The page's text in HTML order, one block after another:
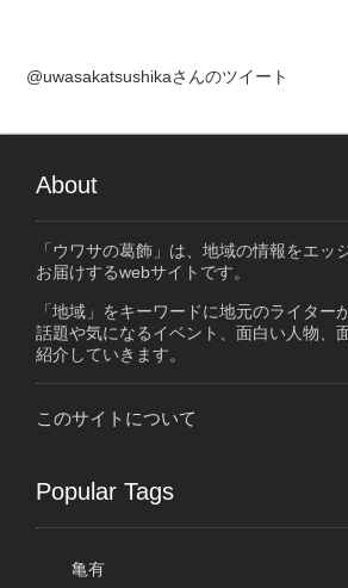
@uwasakatsushikaさんのツイート
About
「ウワサの葛飾」は、地域の情報をエッ
お届けするwebサイトです。
「地域」をキーワードに地元のライター
話題や気になるイベント、面白い人物、
紹介していきます。
このサイトについて
Popular Tags
亀有